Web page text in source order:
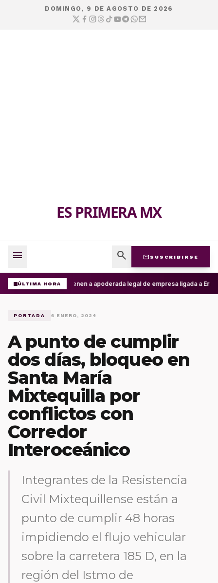
DOMINGO, 9 DE AGOSTO DE 2026
ES PRIMERA MX
menu search mail SUSCRIBIRSE
ÚLTIMA HORADetienen a apoderada legal de empresa ligada a
PORTADA 6 ENERO, 2024
A punto de cumplir
dos días, bloqueo en
Santa María
Mixtequilla por
conflictos con
Corredor
Interoceánico
Integrantes de la Resistencia
Civil Mixtequillense están a
punto de cumplir 48 horas
impidiendo el flujo vehicular
sobre la carretera 185 D, en la
región del Istmo de